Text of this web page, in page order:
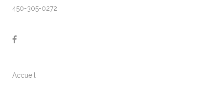
450-305-0272
Accueil